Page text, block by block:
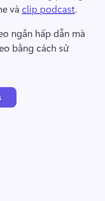
và clip podcast.
ngắn hấp dẫn mà
bằng cách sử